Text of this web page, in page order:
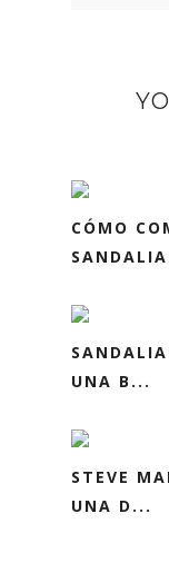
CÓMO
UNA B...
STEVE
UNA D...